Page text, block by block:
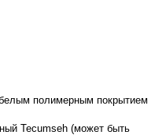
полимерным покрытием
Tecumseh (может быть